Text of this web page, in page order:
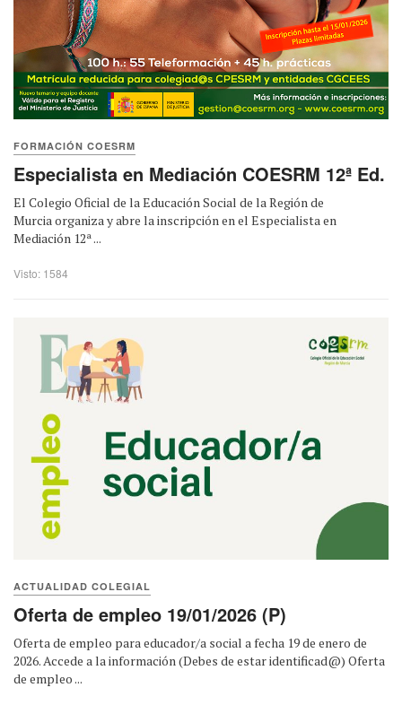
FORMACIÓN COESRM
Especialista en Mediación COESRM 12ª Ed.
El Colegio Oficial de la Educación Social de la Región de
Murcia organiza y abre la inscripción en el Especialista en
Mediación 12ª ...
Visto: 1584
ACTUALIDAD COLEGIAL
Oferta de empleo 19/01/2026 (P)
Oferta de empleo para educador/a social a fecha 19 de enero de
2026. Accede a la información (Debes de estar identificad@) Oferta
de empleo ...